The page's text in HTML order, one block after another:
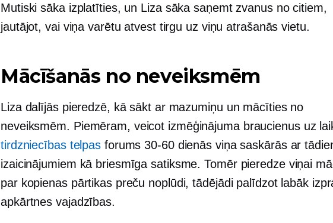
Mutiski sāka izplatīties, un Liza sāka saņemt zvanus no citiem,
jautājot, vai viņa varētu atvest tirgu uz viņu atrašanās vietu.
Mācīšanās no neveiksmēm
Liza dalījās pieredzē, kā sākt ar mazumiņu un mācīties no
neveiksmēm. Piemēram, veicot izmēģinājuma braucienus uz
tirdzniecības telpas forums30-60dienās viņa saskārās ar
izaicinājumiem kā briesmīga satiksme. Tomēr pieredze viņai
par kopienas pārtikas preču noplūdi, tādējādi palīdzot labāk
apkārtnes vajadzības.